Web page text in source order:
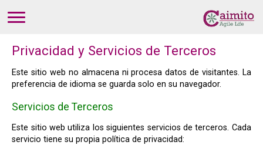
Privacidad y Servicios de Terceros
Este sitio web no almacena ni procesa datos de visitantes. La
preferencia de idioma se guarda solo en su navegador.
Servicios de Terceros
Este sitio web utiliza los siguientes servicios de terceros. Cada
servicio tiene su propia política de privacidad: